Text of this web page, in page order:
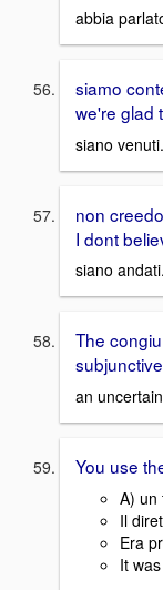
abbia
siamo
we're glad
siano venuti.
non
I dont
siano andati.
The
an
You use
A) un
Il
Era
It